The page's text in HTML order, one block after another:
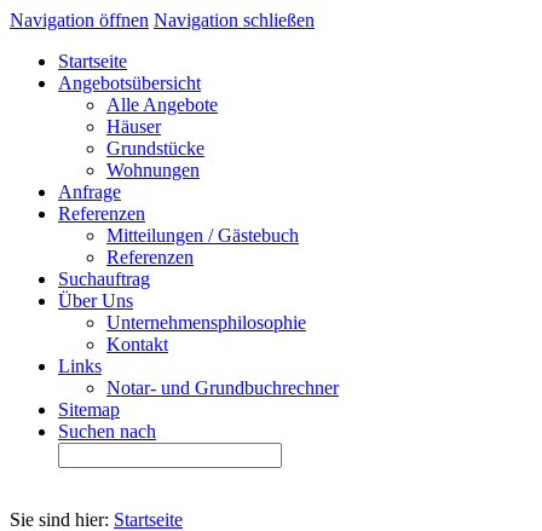
Navigation öffnen Navigation schließen
Startseite
Angebotsübersicht
Alle Angebote
Häuser
Grundstücke
Wohnungen
Anfrage
Referenzen
Mitteilungen / Gästebuch
Referenzen
Suchauftrag
Über Uns
Unternehmensphilosophie
Kontakt
Links
Notar- und Grundbuchrechner
Sitemap
Suchen nach
Sie sind hier: Startseite